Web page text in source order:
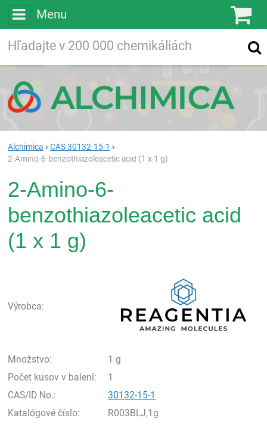
Menu
Vyhľadávanie
Alchimica
CAS 30132-15-1
2-Amino-6-benzothiazoleacetic acid (1 x 1 g)
2-Amino-6-
benzothiazoleacetic acid
(1 x 1 g)
Výrobca:
Množstvo:
1 g
Počet kusov v balení:
1
CAS/ID No.:
30132-15-1
Katalógové číslo:
R003BLJ,1g